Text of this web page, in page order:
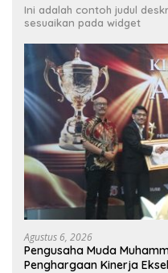
Ini adalah contoh judul
sesuaikan pada widget
Agustus 6, 2026
Pengusaha Muda
Penghargaan Kinerja